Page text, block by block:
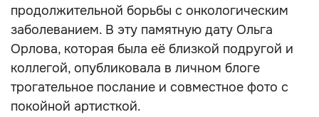
продолжительной борьбы с онкологическим
заболеванием. В эту памятную дату Ольга
Орлова, которая была её близкой подругой и
коллегой, опубликовала в личном блоге
трогательное послание и совместное фото с
покойной артисткой.